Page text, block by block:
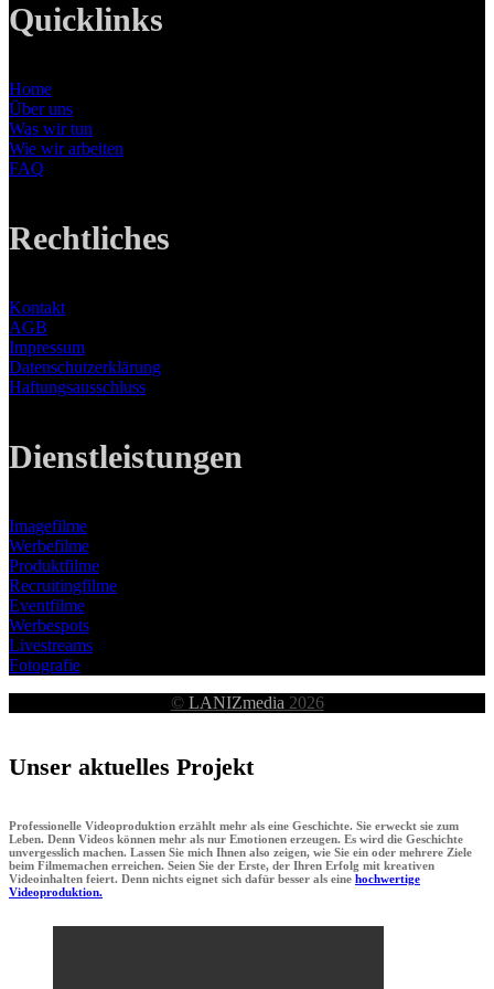
Quicklinks
Home
Über uns
Was wir tun
Wie wir arbeiten
FAQ
Rechtliches
Kontakt
AGB
Impressum
Datenschutzerklärung
Haftungsausschluss
Dienstleistungen
Imagefilme
Werbefilme
Produktfilme
Recruitingfilme
Eventfilme
Werbespots
Livestreams
Fotografie
© LANIZmedia 2026
Unser aktuelles Projekt
Professionelle Videoproduktion erzählt mehr als eine Geschichte. Sie erweckt sie zum
Leben. Denn Videos können mehr als nur Emotionen erzeugen. Es wird die Geschichte
unvergesslich machen. Lassen Sie mich Ihnen also zeigen, wie Sie ein oder mehrere Ziele
beim Filmemachen erreichen. Seien Sie der Erste, der Ihren Erfolg mit kreativen
Videoinhalten feiert. Denn nichts eignet sich dafür besser als eine hochwertige
Videoproduktion.